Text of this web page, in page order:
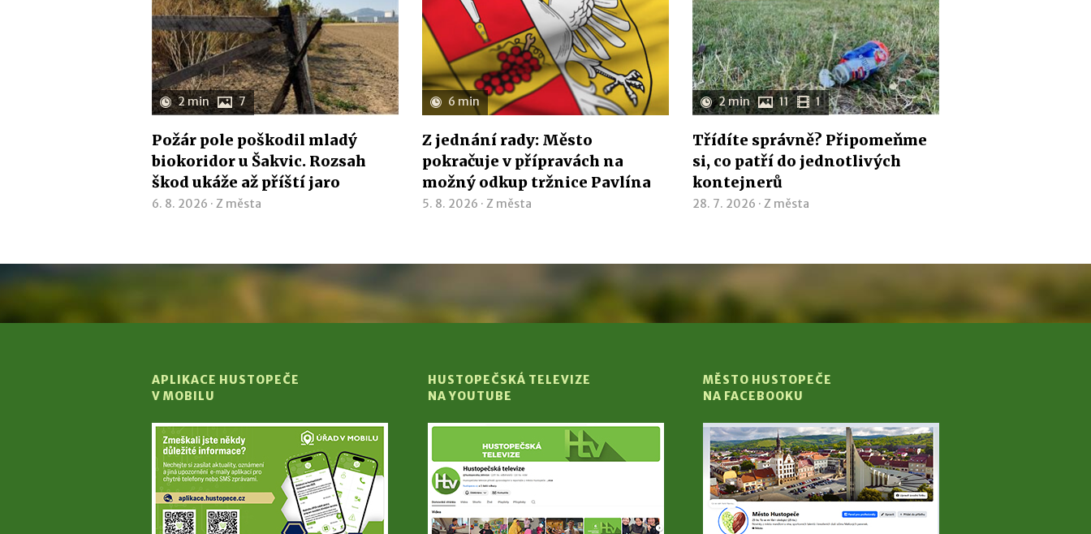
2 min 7
Požár pole poškodil mladý
biokoridor u Šakvic. Rozsah
škod ukáže až příští jaro
6. 8. 2026 · Z města
6 min
Z jednání rady: Město
pokračuje v přípravách na
možný odkup tržnice Pavlína
5. 8. 2026 ·Z města
2 min 11 1
Třídíte správně? Připomeňme
si, co patří do jednotlivých
kontejnerů
28. 7. 2026 ·Z města
APLIKACE HUSTOPEČE
V MOBILU
HUSTOPEČSKÁ TELEVIZE
NA YOUTUBE
MĚSTO HUSTOPEČE
NA FACEBOOKU